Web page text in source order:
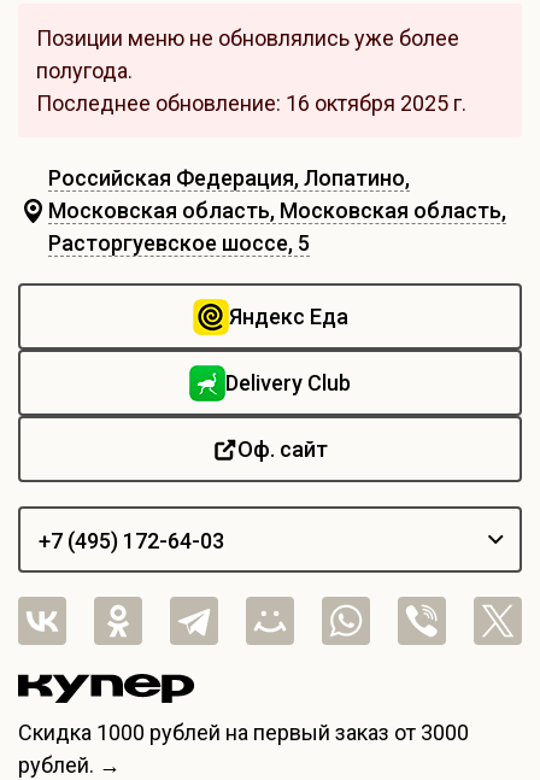
Позиции меню не обновлялись уже более
полугода.
Последнее обновление: 16 октября 2025 г.
Российская Федерация, Лопатино,
Московская область, Московская область,
Расторгуевское шоссе, 5
Яндекс Еда
Delivery Club
Оф. сайт
+7 (495) 172-64-03
Скидка 1000 рублей на первый заказ от 3000
рублей. →